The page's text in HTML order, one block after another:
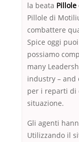
la beata
Pillole di
combattere
Spice oggi
possiamo
many
industry –
per i reparti di
situazione.
Gli agenti
Utilizzando il